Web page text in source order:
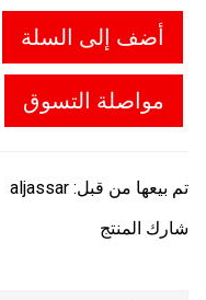
أضف إلى السلة
مواصلة التسوق
تم بيعها من قبل: aljassar
شارك المنتج